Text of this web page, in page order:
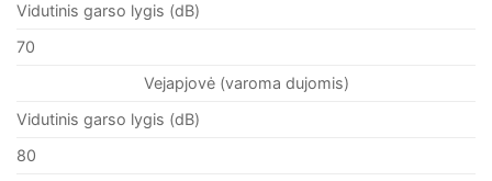
Vidutinis garso lygis (dB)
70
Vejapjovė (varoma dujomis)
Vidutinis garso lygis (dB)
80